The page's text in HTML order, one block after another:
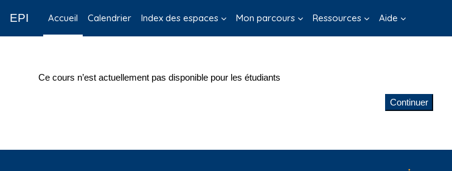
EPI Accueil Calendrier Index des espaces Mon parcours Ressources Aide
Ce cours n’est actuellement pas disponible pour les étudiants
Continuer